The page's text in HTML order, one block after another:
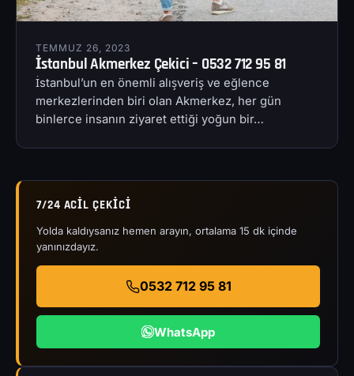
TEMMUZ 26, 2023
İstanbul Akmerkez Çekici – 0532 712 95 81
İstanbul’un en önemli alışveriş ve eğlence
merkezlerinden biri olan Akmerkez, her gün
binlerce insanın ziyaret ettiği yoğun bir…
7/24 ACIL ÇEKICI
Yolda kaldıysanız hemen arayın, ortalama 15 dk içinde
yanınızdayız.
0532 712 95 81
WhatsApp